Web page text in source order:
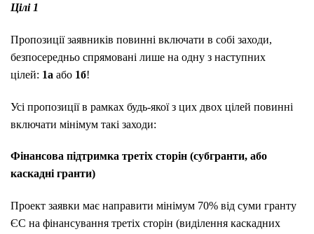
Цілі 1
Пропозиції заявників повинні включати в собі заходи,
безпосередньо спрямовані лише на одну з наступних
цілей: 1а або 1б!
Усі пропозиції в рамках будь-якої з цих двох цілей повинні
включати мінімум такі заходи:
Фінансова підтримка третіх сторін (субгранти, або
каскадні гранти)
Проект заявки має направити мінімум 70% від суми гранту
ЄС на фінансування третіх сторін (виділення каскадних